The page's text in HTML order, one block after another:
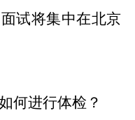
试将集中在北京
何进行体检？